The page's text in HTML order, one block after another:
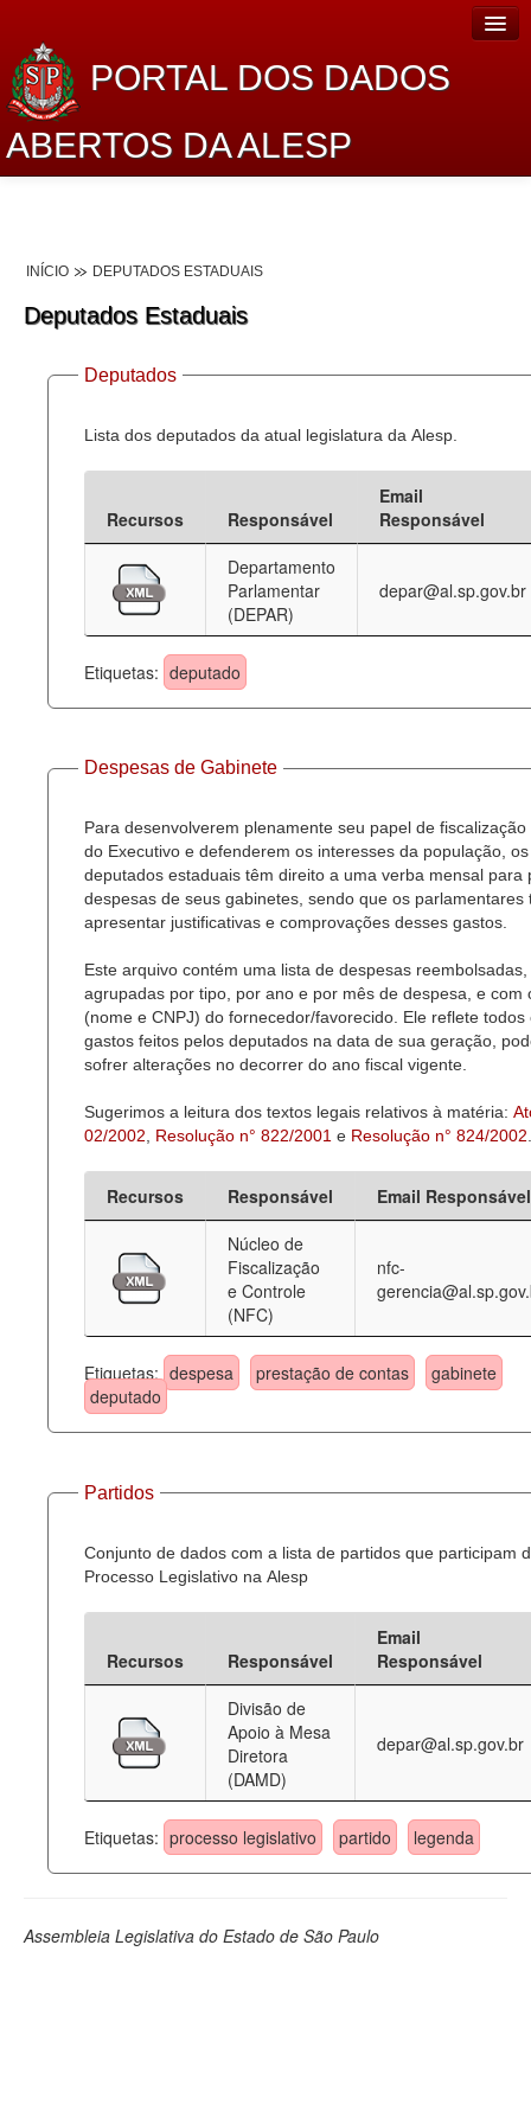
PORTAL DOS DADOS
ABERTOS DA ALESP
Lei de Acesso à Informação
Dados Governamentais Abertos
Planejamento
Catálogo de dados
Processo Legislativo
Deputados Estaduais
Administração
Legislação
Agenda
Perguntas frequentes
INÍCIO DEPUTADOS ESTADUAIS
Deputados Estaduais
Deputados
Lista dos deputados da atual legislatura da Alesp.
Recursos Responsável
Email
Responsável
Departamento
Parlamentar
(DEPAR)
depar@al.sp.gov.br
Etiquetas: deputado
Despesas de Gabinete
Para desenvolverem plenamente seu papel de fiscalização
do Executivo e defenderem os interesses da população, os
deputados estaduais têm direito a uma verba mensal para
despesas de seus gabinetes, sendo que os parlamentares
apresentar justificativas e comprovações desses gastos.
Este arquivo contém uma lista de despesas reembolsadas,
agrupadas por tipo, por ano e por mês de despesa, e com
(nome e CNPJ) do fornecedor/favorecido. Ele reflete todos
gastos feitos pelos deputados na data de sua geração,
sofrer alterações no decorrer do ano fiscal vigente.
Sugerimos a leitura dos textos legais relativos à matéria:
02/2002
Resolução n° 822/2001 e Resolução n° 824/2002
Recursos Responsável
Email Responsável
Núcleo de
Fiscalização
e Controle
(NFC)
nfc-
Etiquetas: despesa prestação de contas
gabinete
deputado
Partidos
Conjunto de dados com a lista de partidos que participam
Processo Legislativo na Alesp
Recursos Responsável
Email
Responsável
Divisão de
Apoio à Mesa
Diretora
(DAMD)
depar@al.sp.gov.br
Etiquetas: processo legislativo partido legenda
Assembleia Legislativa do Estado de São Paulo